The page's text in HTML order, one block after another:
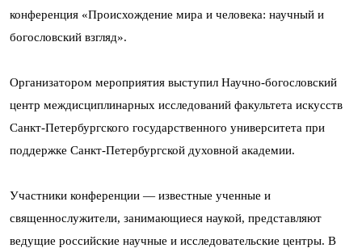
конференция «Происхождение мира и человека: научный и
богословский взгляд».
Организатором мероприятия выступил Научно-богословский
центр междисциплинарных исследований факультета искусств
Санкт-Петербургского государственного университета при
поддержке Санкт-Петербургской духовной академии.
Участники конференции — известные ученные и
священнослужители, занимающиеся наукой, представляют
ведущие российские научные и исследовательские центры. В